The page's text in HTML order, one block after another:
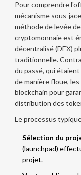
Pour comprendre
mécanisme sous-
méthode de levée
cryptomonnaie est
décentralisé (DEX)
traditionnelle.
du passé, qui
de manière floue,
blockchain pour
distribution des
Le processus
Sélection du
(launchpad)
projet.